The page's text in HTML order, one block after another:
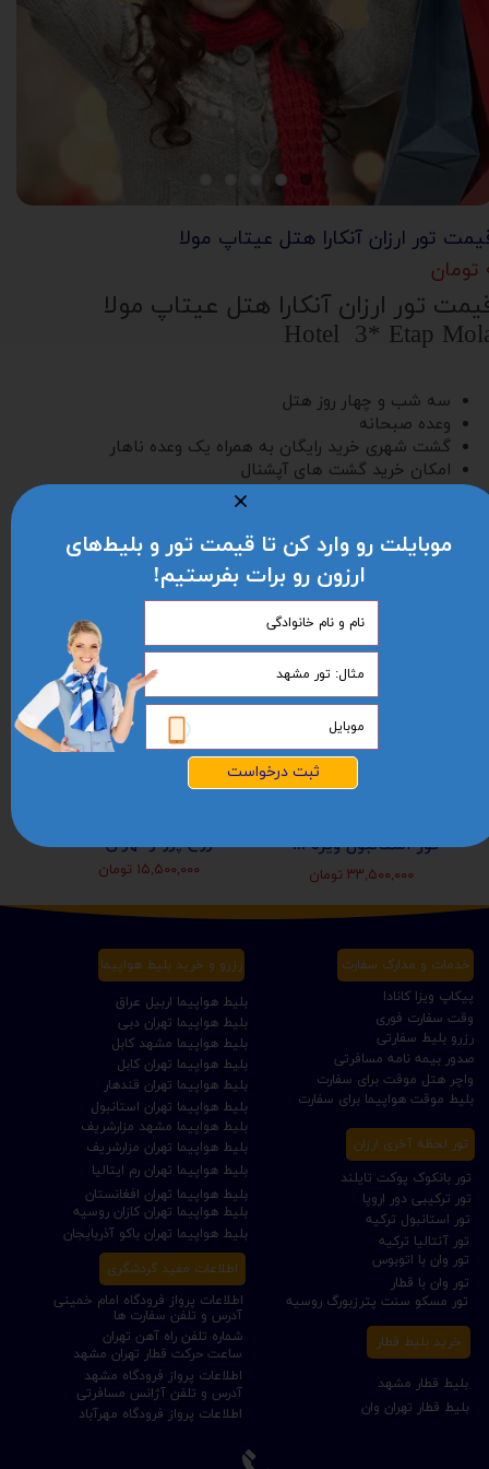
تور ارزان آنکارا هتل عیتاپ مولا
تور ارزان آنکارا هتل عیتاپ مولا
Hotel 3* Etap
سه شب و چهار روز هتل
وعده صبحانه
گشت شهری خرید رایگان به همراه یک وعده ناهار
امکان خرید گشت های آپشنال
شروع پرواز تهران افغانستان (کابل-مزارشریف-هرات-قندهار)
۱۵,۵۰۰,۰۰۰ تومان
تور استانبول ویژه عید نوروز 1405 | مجری مستقیم ✈️
۳۳,۵۰۰,۰۰۰ تومان
تور ترکیبی دور اروپا
رزرو بلیط سفارتی
پیکاپ ویزا کانادا
بلیط هواپیما تهران کابل
بلیط هواپیما تهران مزارشریف
بلیط هواپیما مشهد کابل
بلیط هواپیما تهران قندهار
بلیط هواپیما تهران افغانستان
بلیط هواپیما مشهد مزارشریف
بلیط قطار تهران وان
بلیط قطار مشهد
بلیط موقت هواپیما برای سفارت
واچر هتل موقت برای سفارت
بلیط هواپیما تهران رم ایتالیا
اطلاعات پرواز فرودگاه امام خمینی
بلیط هواپیما تهران دبی
بلیط هواپیما تهران باکو آذربایجان
بلیط هواپیما تهران استانبول
بلیط هواپیما تهران کازان روسیه
بلیط هواپیما اربیل عراق
صدور بیمه نامه مسافرتی
تور آنتالیا ترکیه
تور استانبول ترکیه
تور مسکو سنت پترزبورگ روسیه
تور وان با قطار
تور بانکوک پوکت تایلند
تور وان با اتوبوس
ساعت حرکت قطار تهران مشهد
خرید بلیط قطار
خدمات و مدارک سفارت رزرو و خرید بلیط هواپیما
تور لحظه آخری ارزان
شماره تلفن راه آهن تهران
وقت سفارت فوری
اطلاعات پرواز فرودگاه مهرآباد
اطلاعات پرواز فرودگاه مشهد
آدرس و تلفن سفارت ها
آدرس و تلفن آژانس مسافرتی
اطلاعات مفید گردشگری
ثبت درخواست
موبایلت رو وارد کن تا قیمت تور و بلیط‌های
ارزون رو برات بفرستیم!